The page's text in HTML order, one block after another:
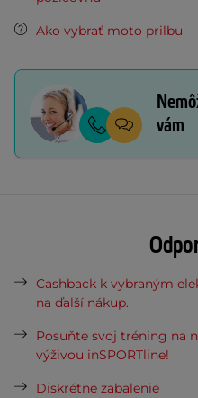
Ako vybrať moto prilbu
vám
Cashback k vybraným
na ďalší nákup.
Posuňte svoj tréning na
výživou inSPORTline!
Diskrétne zabalenie